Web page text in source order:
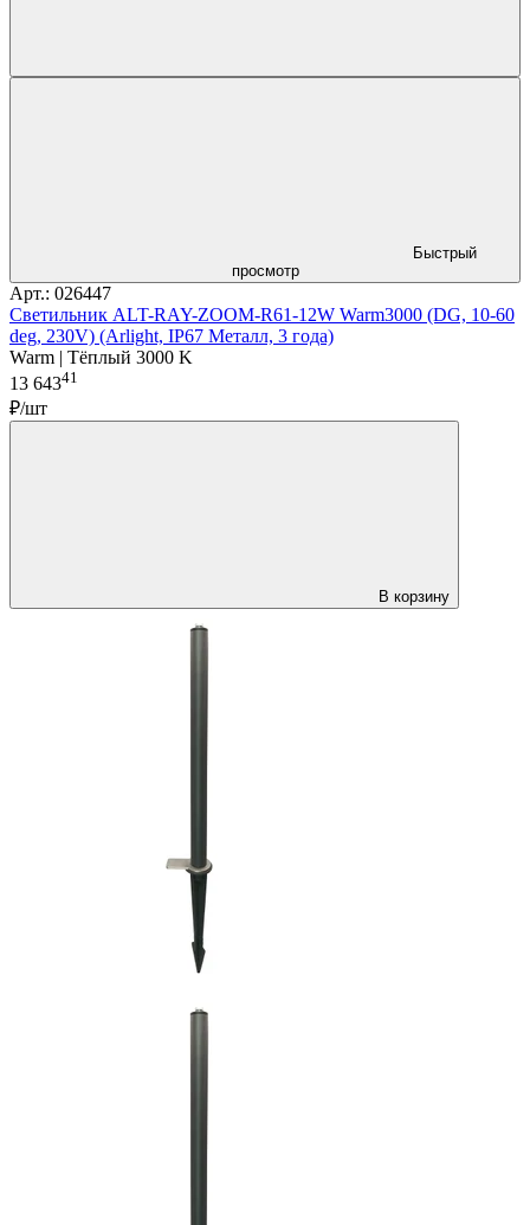
Быстрый
просмотр
Арт.: 026447
Светильник ALT-RAY-ZOOM-R61-12W Warm3000 (DG, 10-60
deg, 230V) (Arlight, IP67 Металл, 3 года)
Warm | Тёплый 3000 K
13 64341
₽/шт
В корзину